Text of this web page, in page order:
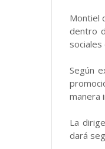
Montiel
dentro
sociales
Según
manera
La
dará